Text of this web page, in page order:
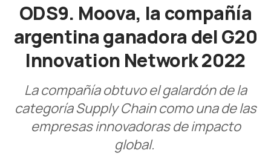
ODS9. Moova, la compañía
argentina ganadora del G20
Innovation Network 2022
La compañía obtuvo el galardón de la
categoría Supply Chain como una de las
empresas innovadoras de impacto
global.